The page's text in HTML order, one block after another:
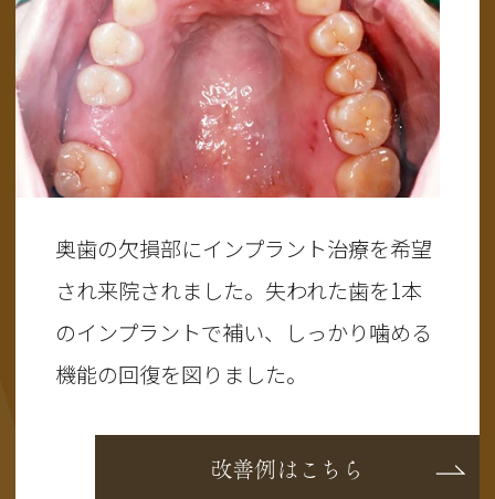
奥歯の欠損部にインプラント治療を希望
され来院されました。失われた歯を1本
のインプラントで補い、しっかり噛める
機能の回復を図りました。
改善例はこちら